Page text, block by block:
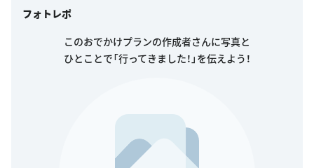
フォトレポ
このおでかけプランの作成者さんに写真と
ひとことで「行ってきました！」を伝えよう！